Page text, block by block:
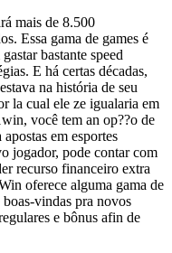
mais de 8.500
Essa gama de games é
bastante speed
E há certas décadas,
na história de seu
la cual ele ze igualaria em
você tem an op??o de
em esportes
jogador, pode contar com
recurso financeiro extra
oferece alguma gama de
vindas pra novos
e bônus afin de